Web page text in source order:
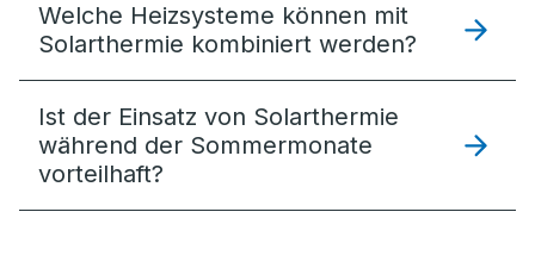
Welche Heizsysteme können mit
Solarthermie kombiniert werden?
Ist der Einsatz von Solarthermie
während der Sommermonate
vorteilhaft?